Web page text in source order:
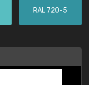
RAL 720-5